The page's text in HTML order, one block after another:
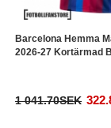
Barcelona Hemma
2026-27 Kortärmad
1 041.70SEK